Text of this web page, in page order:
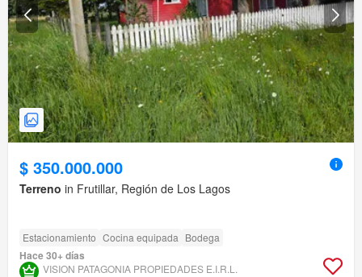
$ 350.000.000
Terreno in Frutillar, Región de Los Lagos
Estacionamiento Cocina equipada Bodega
Hace 30+ días
VISION PATAGONIA PROPIEDADES E.I.R.L.